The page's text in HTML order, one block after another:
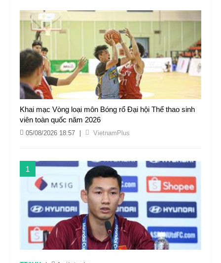
Khai mạc Vòng loại môn Bóng rổ Đại hội Thể thao sinh
viên toàn quốc năm 2026
05/08/2026 18:57 VietnamPlus
1